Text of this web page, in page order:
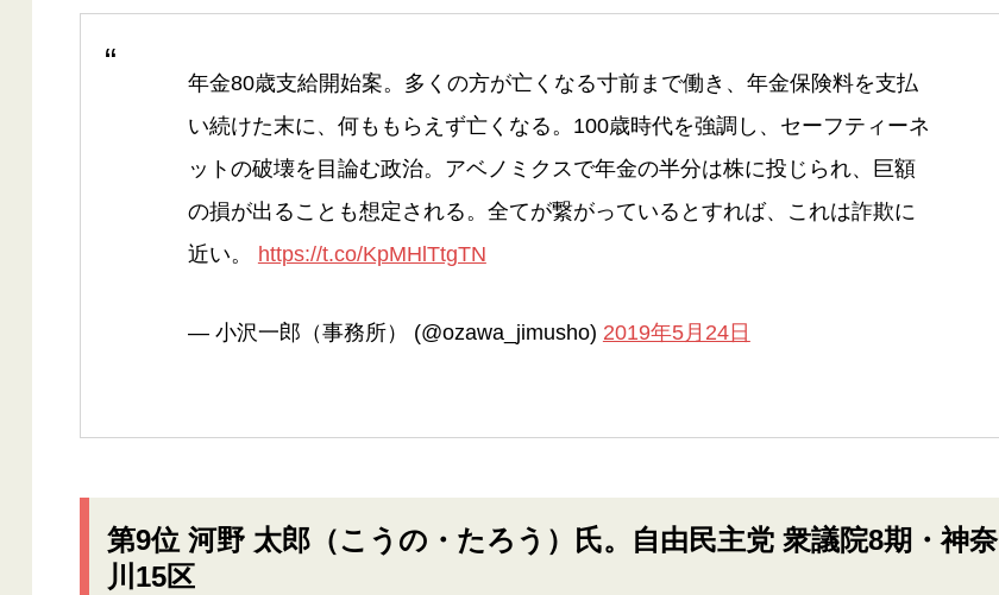
年金80歳支給開始案。多くの方が亡くなる寸前まで働き、年金保険料を支払
い続けた末に、何ももらえず亡くなる。100歳時代を強調し、セーフティーネ
ットの破壊を目論む政治。アベノミクスで年金の半分は株に投じられ、巨額
の損が出ることも想定される。全てが繋がっているとすれば、これは詐欺に
近い。
https://t.co/KpMHlTtgTN
— 小沢一郎（事務所） (@ozawa_jimusho) 2019年5月24日
第9位 河野 太郎（こうの・たろう）氏。自由民主党 衆議院8期・神奈
川15区